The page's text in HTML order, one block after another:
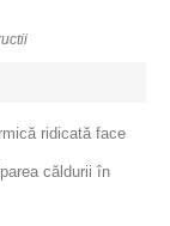
ridicată face
căldurii în